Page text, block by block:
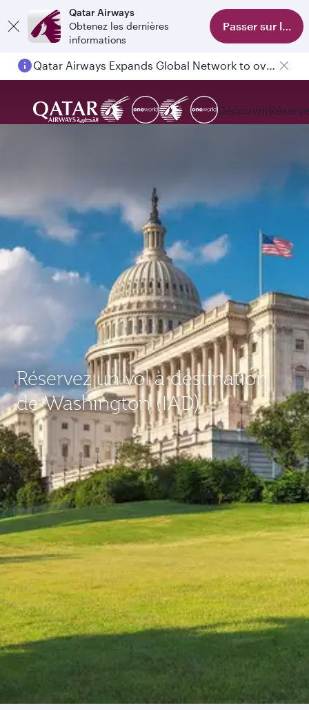
Qatar Airways
Obtenez les dernières
informations
Passer sur
Passengers flying between Doha and Auckland on QR914 and QR915
Découvrir
Réservez un vol à destination
de Washington (IAD)